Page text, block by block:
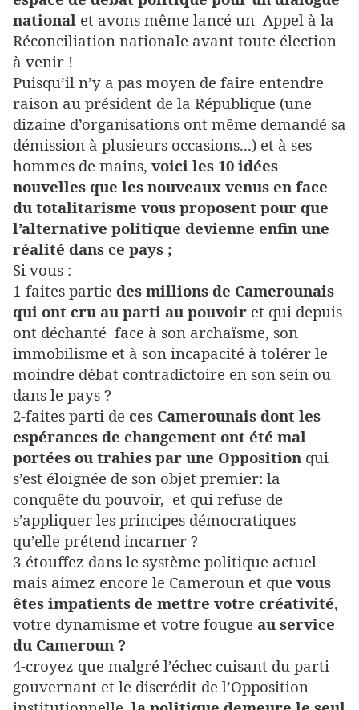
national et avons même lancé un Appel à la
Réconciliation nationale avant toute élection
à venir !
Puisqu’il n’y a pas moyen de faire entendre
raison au président de la République (une
dizaine d’organisations ont même demandé sa
démission à plusieurs occasions...) et à ses
hommes de mains, voici les 10 idées
nouvelles que les nouveaux venus en face
du totalitarisme vous proposent pour que
l’alternative politique devienne enfin une
réalité dans ce pays ;
Si vous :
1-faites partie des millions de Camerounais
qui ont cru au parti au pouvoir et qui depuis
ont déchanté face à son archaïsme, son
immobilisme et à son incapacité à tolérer le
moindre débat contradictoire en son sein ou
dans le pays ?
2-faites parti de ces Camerounais dont les
espérances de changement ont été mal
portées ou trahies par une Opposition qui
s’est éloignée de son objet premier: la
conquête du pouvoir, et qui refuse de
s’appliquer les principes démocratiques
qu’elle prétend incarner ?
3-étouffez dans le système politique actuel
mais aimez encore le Cameroun et que vous
êtes impatients de mettre votre créativité,
votre dynamisme et votre fougue au service
du Cameroun ?
4-croyez que malgré l’échec cuisant du parti
gouvernant et le discrédit de l’Opposition